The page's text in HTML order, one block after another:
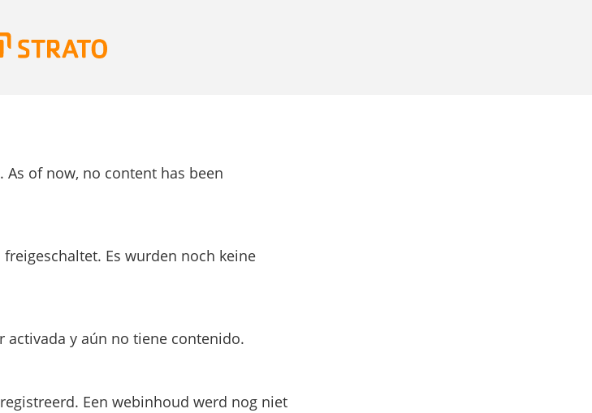
of now, no content has been
Es wurden noch keine
activada y aún no tiene contenido.
Een webinhoud werd nog niet